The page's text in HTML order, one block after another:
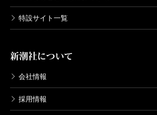
特設サイト一覧
新潮社について
会社情報
採用情報